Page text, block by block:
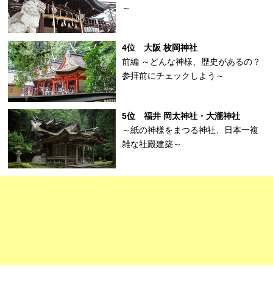
～
4位 大阪 枚岡神社
前編 ～どんな神様、歴史があるの？
参拝前にチェックしよう～
5位 福井 岡太神社・大瀧神社
～紙の神様をまつる神社、日本一複
雑な社殿建築～